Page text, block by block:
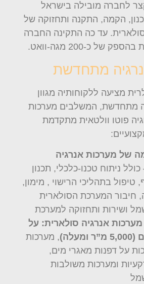
לחברה מובילה בישראל
הקמה, התקנה ותחזוקה של
עד כה התקינה החברה
של כ-200 מגה-וואט.
מתחדשת
מציעה ללקוחותיה מגוון
מתחדשת, המשלבים מערכות
פוטו וולטאית מתקדמת
של מערכות אנרגיה
כולל ניתוח טכנו-כלכלי, תכנון
טיפול בתהליכי הרישוי , מימון,
חיבור המערכת הסולארית
ושירות ותחזוקה למערכת
אנרגיה סולארית: על
, מערכות
על דפנות מאגרי מים,
ומערכות משולבות